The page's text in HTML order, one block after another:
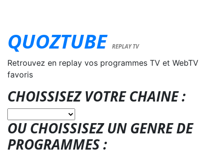
QUOZTUBE REPLAY TV
Retrouvez en replay vos programmes TV et WebTV
favoris
CHOISSISEZ VOTRE CHAINE :
OU CHOISSISEZ UN GENRE DE
PROGRAMMES :